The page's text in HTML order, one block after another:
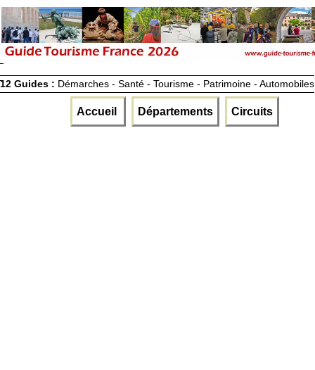
12 Guides : Démarches - Santé - Tourisme - Patrimoine - Automobiles
Accueil Départements Circuits